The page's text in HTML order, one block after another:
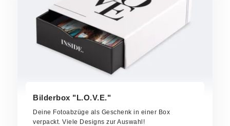
Bilderbox "L.O.V.E."
Deine Fotoabzüge als Geschenk in einer Box
verpackt. Viele Designs zur Auswahl!